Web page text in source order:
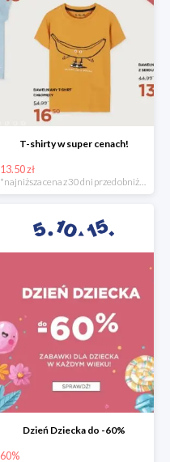
T-shirty w super cenach!
13.50 zł
*najniższa cena z 30 dni przed obniżką
Dzień Dziecka do -60%
60%